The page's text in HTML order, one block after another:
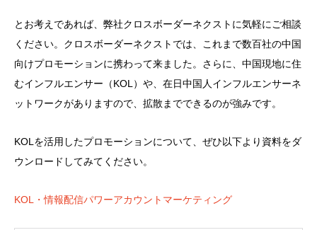
とお考えであれば、弊社クロスボーダーネクストに気軽にご相談
ください。クロスボーダーネクストでは、これまで数百社の中国
向けプロモーションに携わって来ました。さらに、中国現地に住
むインフルエンサー（KOL）や、在日中国人インフルエンサーネ
ットワークがありますので、拡散までできるのが強みです。
KOLを活用したプロモーションについて、ぜひ以下より資料をダ
ウンロードしてみてください。
KOL・情報配信パワーアカウントマーケティング